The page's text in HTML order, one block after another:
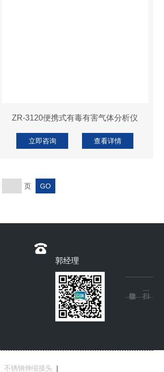
ZR-3120便携式有毒有害气体分析仪
立即咨询 查看详情
页
郭经理
不锈钢伸缩接头 |